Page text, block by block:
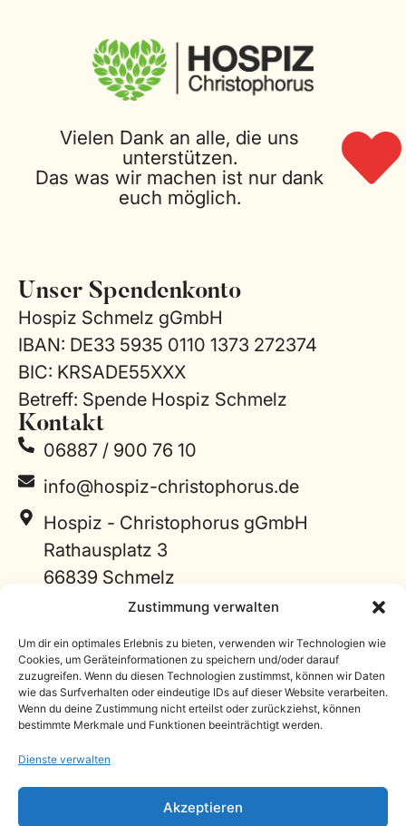
Zustimmung verwalten
Um dir ein optimales Erlebnis zu bieten, verwenden wir Technologien wie
Cookies, um Geräteinformationen zu speichern und/oder darauf
zuzugreifen. Wenn du diesen Technologien zustimmst, können wir Daten
wie das Surfverhalten oder eindeutige IDs auf dieser Website verarbeiten.
Wenn du deine Zustimmung nicht erteilst oder zurückziehst, können
bestimmte Merkmale und Funktionen beeinträchtigt werden.
Dienste verwalten
Akzeptieren
Vielen Dank an alle, die uns
unterstützen.
Das was wir machen ist nur dank
euch möglich.
Unser Spendenkonto
Hospiz Schmelz gGmbH
IBAN: DE33 5935 0110 1373 272374
BIC: KRSADE55XXX
Betreff: Spende Hospiz Schmelz
Kontakt
06887 / 900 76 10
info@hospiz-christophorus.de
Hospiz - Christophorus gGmbH
Rathausplatz 3
66839 Schmelz
Zimmer-Patenschaften
Freie Spende